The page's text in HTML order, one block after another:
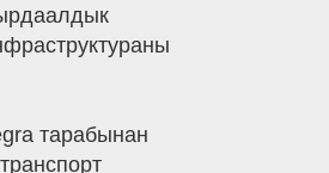
тарабынан